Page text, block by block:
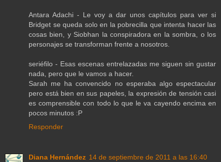
Antara Adachi - Le voy a dar unos capítulos para ver si
Bridget se queda solo en la pobrecilla que intenta hacer las
cosas bien, y Siobhan la conspiradora en la sombra, o los
personajes se transforman frente a nosotros.
seriéfilo - Esas escenas entrelazadas me siguen sin gustar
nada, pero que le vamos a hacer.
Sarah me ha convencido no esperaba algo espectacular
pero está bien en sus papeles, la expresión de tensión casi
es comprensible con todo lo que le va cayendo encima en
pocos minutos :P
Responder
Diana Hernández 14 de septiembre de 2011 a las 16:40